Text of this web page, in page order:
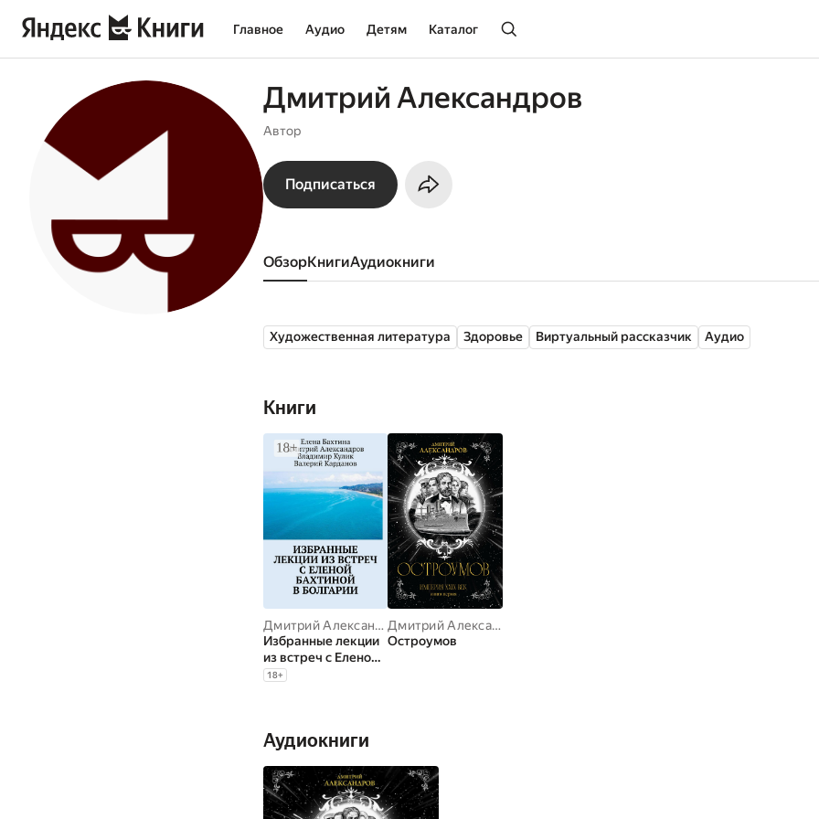
Главное Аудио Детям Каталог
Дмитрий Александров
Автор
Подписаться
Обзор книги аудиокниги
Художественная литература Здоровье Виртуальный рассказчик Аудио
Книги
Дмитрий Александров ,Владимир Кулик
Избранные лекции
из встреч с Еленой
Бахтиной в
18+
Дмитрий Александров
Остроумов
Аудиокниги